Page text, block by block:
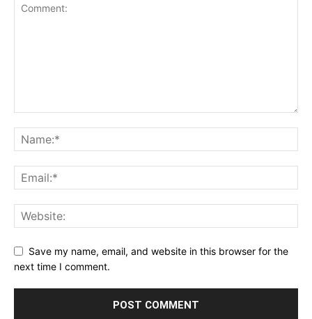
Save my name, email, and website in this browser for the
next time I comment.